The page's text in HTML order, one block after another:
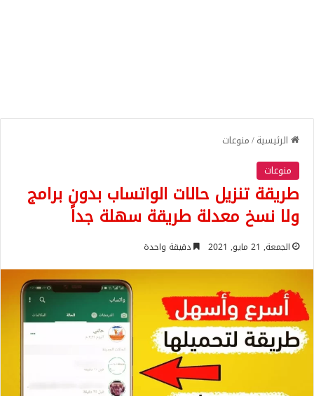
الرئيسية/منوعات
منوعات
طريقة تنزيل حالات الواتساب بدون برامج
ولا نسخ معدلة طريقة سهلة جداً
الجمعة, 21 مايو, 2021 دقيقة واحدة